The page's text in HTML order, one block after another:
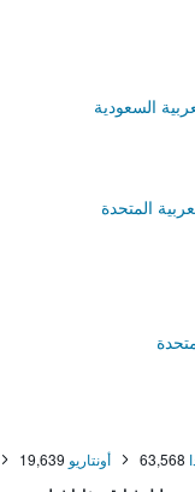
السعودية
المتحدة
63,568 أونتاريو 19,639